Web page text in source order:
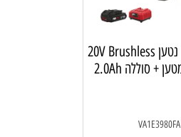
מקצוע נטען נטען 20V Brushless
VA1E3980FA